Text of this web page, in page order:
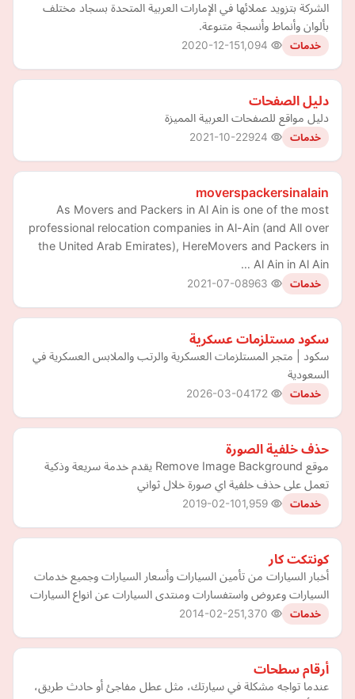
الشركة بتزويد عملائها في الإمارات العربية المتحدة بسجاد مختلف
بألوان وأنماط وأنسجة متنوعة.
خدمات 2020-12-15
دليل الصفحات
دليل مواقع للصفحات العربية المميزة
خدمات 2021-10-22
moverspackersinalain
As Movers and Packers in Al Ain is one of the most
professional relocation companies in Al-Ain (and All over
the United Arab Emirates), HereMovers and Packers in
Al Ain in Al Ain …
خدمات 2021-07-08
سكود مستلزمات عسكرية
سكود | متجر المستلزمات العسكرية والرتب والملابس العسكرية في
السعودية
خدمات 2026-03-04
حذف خلفية الصورة
موقع Remove Image Background يقدم خدمة سريعة وذكية
تعمل على حذف خلفية اي صورة خلال ثواني
خدمات 2019-02-10
كونتكت كار
أخبار السيارات من تأمين السيارات وأسعار السيارات وجميع خدمات
السيارات وعروض واستفسارات ومنتدى السيارات عن انواع السيارات
خدمات 2014-02-25
أرقام سطحات
عندما تواجه مشكلة في سيارتك، مثل عطل مفاجئ أو حادث طريق،